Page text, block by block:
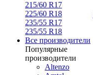
215/60 R17
225/60 R18
235/55 R17
235/55 R18
Все производители
Популярные
производители
Altenzo